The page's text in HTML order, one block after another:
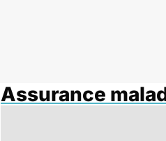
Assurance